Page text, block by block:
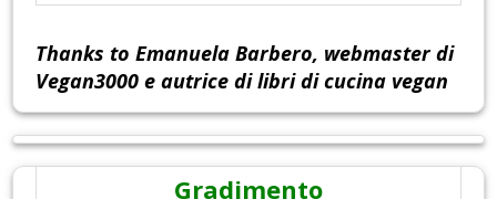
Thanks to Emanuela Barbero, webmaster di
Vegan3000 e autrice di libri di cucina vegan
Gradimento